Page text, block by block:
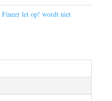
Fineer let op! wordt niet